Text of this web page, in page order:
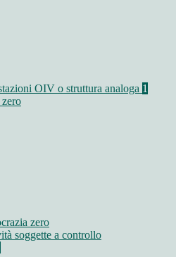
OIV o struttura analoga 1
zero
soggette a controllo